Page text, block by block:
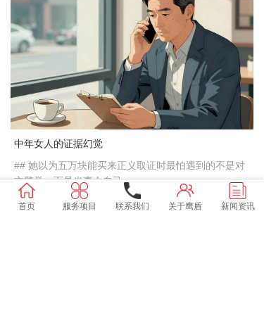
中年女人的证据幻觉
## 她以为五万块能买来正义取证时最怕遇到的不是对
方警觉，而是当事人自己...
2026-08-04
首页 服务项目 联系我们 关于鹰盾 新闻资讯